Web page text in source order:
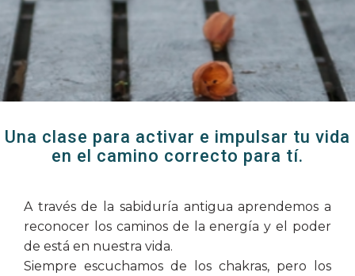
Una clase para activar e impulsar tu vida
en el camino correcto para tí.
A través de la sabiduría antigua aprendemos a
reconocer los caminos de la energía y el poder
de está en nuestra vida.
Siempre escuchamos de los chakras, pero los